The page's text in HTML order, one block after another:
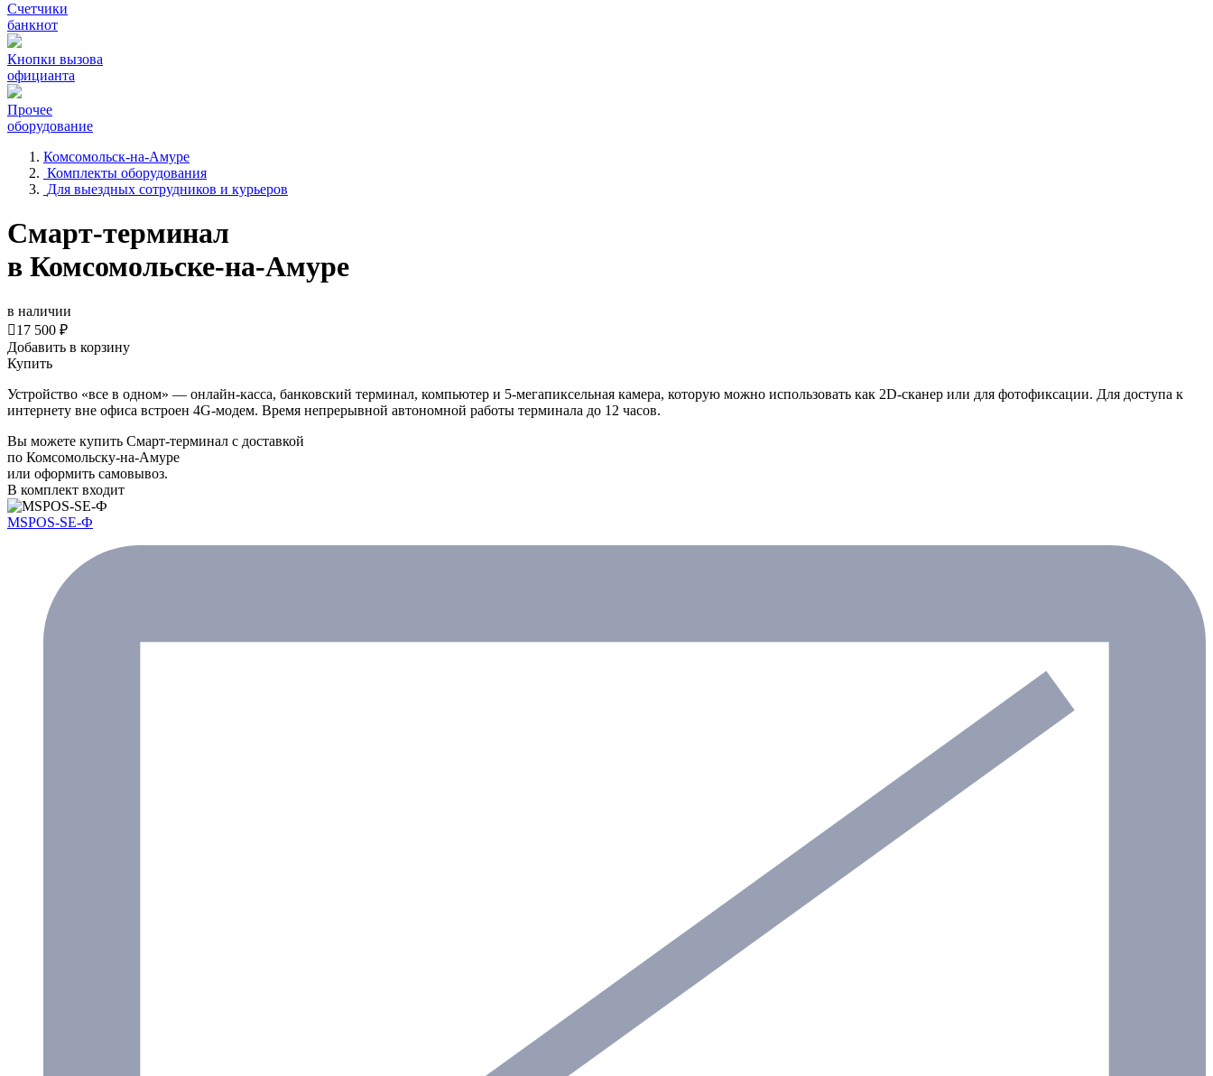
Счетчики
банкнот
Кнопки вызова
официанта
Прочее
оборудование
Комсомольск-на-Амуре
Комплекты оборудования
Для выездных сотрудников и курьеров
Смарт-терминал
в Комсомольске-на-Амуре
в наличии
17 500 ₽
Добавить в корзину
Купить
Устройство «все в одном» — онлайн-касса, банковский терминал, компьютер и 5-мегапиксельная камера, которую можно использовать как 2D-сканер или для фотофиксации. Для доступа к
интернету вне офиса встроен 4G-модем. Время непрерывной автономной работы терминала до 12 часов.
Вы можете купить Смарт-терминал с доставкой
по Комсомольску-на-Амуре
или оформить самовывоз.
В комплект входит
MSPOS-SE-Ф